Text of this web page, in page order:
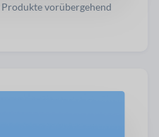
vorübergehend